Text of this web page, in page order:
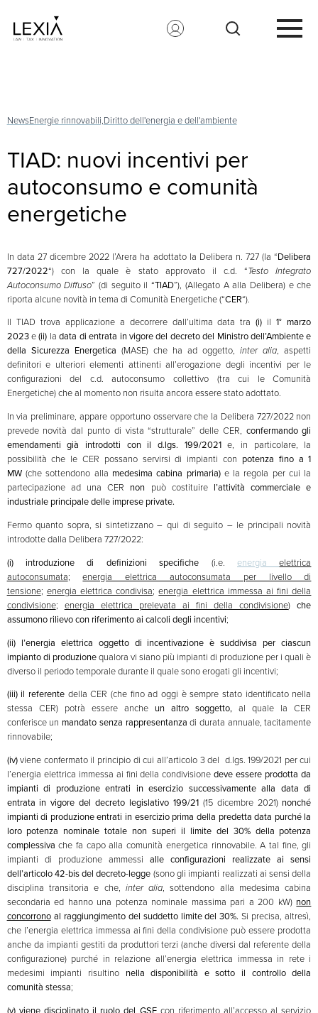
NewsEnergie rinnovabili,Diritto dell'energia e dell'ambiente
TIAD: nuovi incentivi per
autoconsumo e comunità
energetiche
In data 27 dicembre 2022 l’Arera ha adottato la Delibera n. 727 (la “Delibera
727/2022“) con la quale è stato approvato il c.d. “Testo Integrato
Autoconsumo Diffuso” (di seguito il “TIAD”), (Allegato A alla Delibera) e che
riporta alcune novità in tema di Comunità Energetiche (“CER“).
Il TIAD trova applicazione a decorrere dall’ultima data tra(i) il1° marzo
2023e(ii) ladata di entrata in vigore del decreto del Ministro dell’Ambiente e
della Sicurezza Energetica (MASE) che ha ad oggetto,inter alia, aspetti
definitori e ulteriori elementi attinenti all’erogazione degli incentivi per le
configurazioni del c.d. autoconsumo collettivo (tra cui le Comunità
Energetiche) che al momento non risulta ancora essere stato adottato.
In via preliminare, appare opportuno osservare che la Delibera 727/2022 non
prevede novità dal punto di vista “strutturale” delle CER, confermando gli
emendamenti già introdotti con il d.lgs. 199/2021e, in particolare, la
possibilità che le CER possano servirsi di impianti con potenza fino a 1
MW(che sottendono alla medesima cabina primaria)e la regola per cui la
partecipazione ad una CER non può costituire l’attività commerciale e
industriale principale delle imprese private.
Fermo quanto sopra, si sintetizzano – qui di seguito – le principali novità
introdotte dalla Delibera 727/2022:
(i)
introduzione di definizioni specifiche (i.e.energiaelettrica
autoconsumata;energia elettrica autoconsumata per livello di
tensione; energia elettrica condivisa;energia elettrica immessa ai fini della
condivisione; energia elettrica prelevata ai fini della condivisione) che
assumono rilievo con riferimento ai calcoli degli incentivi;
(ii) l’energia elettrica oggetto di incentivazione è suddivisa per ciascun
impianto di produzionequalora vi siano più impianti di produzione per i quali è
diverso il periodo temporale durante il quale sono erogati gli incentivi;
(iii) il referentedella CER (che fino ad oggi è sempre stato identificato nella
stessa CER) potrà essere anche un altro soggetto,al quale la CER
conferisce un mandato senza rappresentanza di durata annuale, tacitamente
rinnovabile;
(iv)viene confermato il principio di cui all’articolo 3 del d.lgs. 199/2021 per cui
l’energia elettrica immessa ai fini della condivisionedeve essere prodotta da
impianti di produzione entrati in esercizio successivamente alla data di
entrata in vigore del decreto legislativo 199/21 (15 dicembre 2021)nonché
impianti di produzione entrati in esercizio prima della predetta data purché la
loro potenza nominale totale non superi il limite del 30% della potenza
complessiva che fa capo alla comunità energetica rinnovabile. A tal fine, gli
impianti di produzione ammessi alle configurazioni realizzate ai sensi
dell’articolo 42-bis del decreto-legge (sono gli impianti realizzati ai sensi della
disciplina transitoria e che, inter alia, sottendono alla medesima cabina
secondaria ed hanno una potenza nominale massima pari a 200 kW) non
concorronoal raggiungimento del suddetto limite del 30%. Si precisa, altresì,
che l’energia elettrica immessa ai fini della condivisione può essere prodotta
anche da impianti gestiti da produttori terzi (anche diversi dal referente della
configurazione) purché in relazione all’energia elettrica immessa in rete i
medesimi impianti risultino nella disponibilità e sotto il controllo della
comunità stessa;